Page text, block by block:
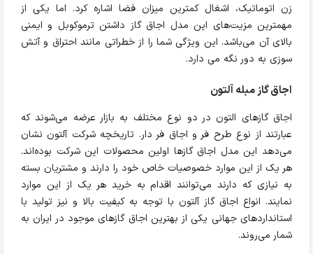
زن اتوماتیک، اشغال کمترین میزان فضا اشاره کرد. اما یکی از
مهمترین مزیت‌های این مدل اجاق گاز داشتن ترموکوبل و ایمنی
بالای آن می‌باشد. این ویژگی شما را از خطراتی مانند احتراق و آتش
سوزی به دور نگه می دارد.
اجاق گاز مبله آلتون
اجاق گازهای التون در دو نوع مختلف به بازار عرضه می‌شوند که
عبارتند از نوع طرح فر و اجاق فر دار. تاریخچه شرکت آلتون نشان
می‌دهد این مدل اجاق گاز‌ها اولین محصولات این شرکت‌ بوده‌اند.
هر یک از این موارد خصوصیات خاص خود را دارند و مشتریان بسته
به نیازی که دارند می‌توانند اقدام به خرید هر یک از این موارد
نمایند. انواع اجاق گاز آلتون با توجه به کیفیت بالا و نیز تولید با
استانداردهای جهانی یکی از بهترین اجاق گازهای موجود در ایران به
شمار می‌روند.